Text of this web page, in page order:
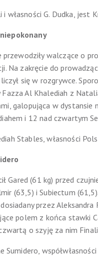
własności G. Dudka, jest
przewodziły walczące o
Na zakręcie do
się w rozgrywce.
Fazza Al Khalediah z
galopująca w
i 12 nad czwartym
Stables, własności
Gared (61 kg) przed
(63,5) i Subiectum
przez
polem z końca stawki
o szyję za nim
Sumidero,